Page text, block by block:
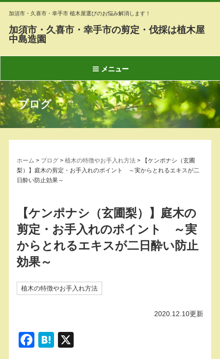
加須市・久喜市・幸手市 植木屋選びのお悩み解消します！
加須市・久喜市・幸手市の剪定・伐採は植木屋
中島造園
メニュー
ブログ
ホーム > ブログ >植木の特徴やお手入れ方法 >
【ケンポナシ（玄圃
梨）】庭木の剪定・お手入れのポイント ～実からとれるエキスが二
日酔い防止効果～
【ケンポナシ（玄圃梨）】庭木の
剪定・お手入れのポイント ～実
からとれるエキスが二日酔い防止
効果～
植木の特徴やお手入れ方法
2020.12.10更新
F
H